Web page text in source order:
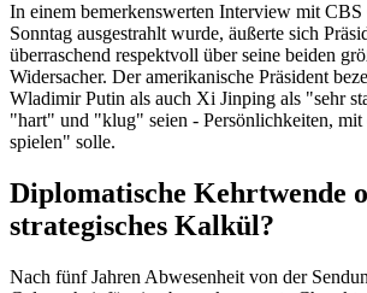
In einem bemerkenswerten Interview mit CBS
Sonntag ausgestrahlt wurde, äußerte sich
überraschend respektvoll über seine beiden
Widersacher. Der amerikanische Präsident
Wladimir Putin als auch Xi Jinping als "sehr
"hart" und "klug" seien - Persönlichkeiten, mit
spielen" solle.
Diplomatische Kehrtwende
strategisches Kalkül?
Nach fünf Jahren Abwesenheit von der